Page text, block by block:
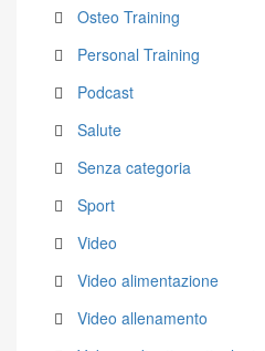
Osteo Training
Personal Training
Podcast
Salute
Senza categoria
Sport
Video
Video alimentazione
Video allenamento